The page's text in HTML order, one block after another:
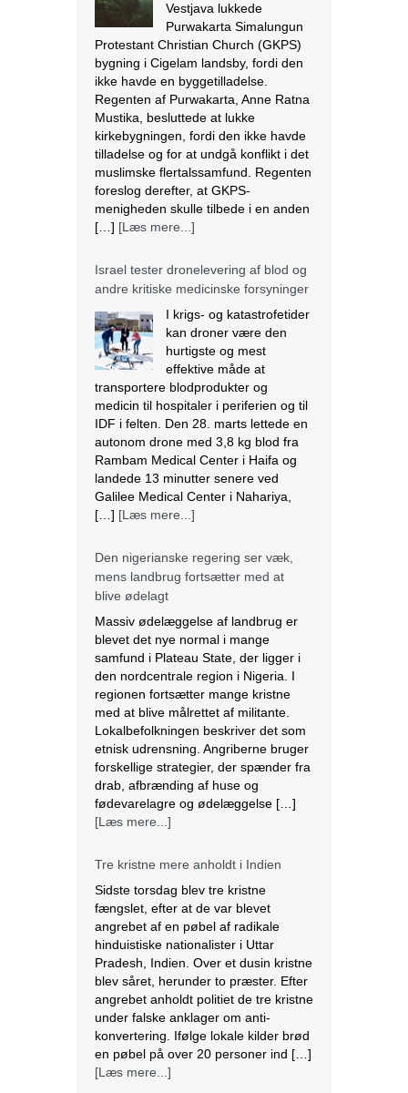
Vestjava lukkede
Purwakarta Simalungun
Protestant Christian Church (GKPS)
bygning i Cigelam landsby, fordi den
ikke havde en byggetilladelse.
Regenten af Purwakarta, Anne Ratna
Mustika, besluttede at lukke
kirkebygningen, fordi den ikke havde
tilladelse og for at undgå konflikt i det
muslimske flertalssamfund. Regenten
foreslog derefter, at GKPS-
menigheden skulle tilbede i en anden
[…] [Læs mere...]
Israel tester dronelevering af blod og
andre kritiske medicinske forsyninger
I krigs- og katastrofetider
kan droner være den
hurtigste og mest
effektive måde at
transportere blodprodukter og
medicin til hospitaler i periferien og til
IDF i felten. Den 28. marts lettede en
autonom drone med 3,8 kg blod fra
Rambam Medical Center i Haifa og
landede 13 minutter senere ved
Galilee Medical Center i Nahariya,
[…] [Læs mere...]
Den nigerianske regering ser væk,
mens landbrug fortsætter med at
blive ødelagt
Massiv ødelæggelse af landbrug er
blevet det nye normal i mange
samfund i Plateau State, der ligger i
den nordcentrale region i Nigeria. I
regionen fortsætter mange kristne
med at blive målrettet af militante.
Lokalbefolkningen beskriver det som
etnisk udrensning. Angriberne bruger
forskellige strategier, der spænder fra
drab, afbrænding af huse og
fødevarelagre og ødelæggelse […]
[Læs mere...]
Tre kristne mere anholdt i Indien
Sidste torsdag blev tre kristne
fængslet, efter at de var blevet
angrebet af en pøbel af radikale
hinduistiske nationalister i Uttar
Pradesh, Indien. Over et dusin kristne
blev såret, herunder to præster. Efter
angrebet anholdt politiet de tre kristne
under falske anklager om anti-
konvertering. Ifølge lokale kilder brød
en pøbel på over 20 personer ind […]
[Læs mere...]